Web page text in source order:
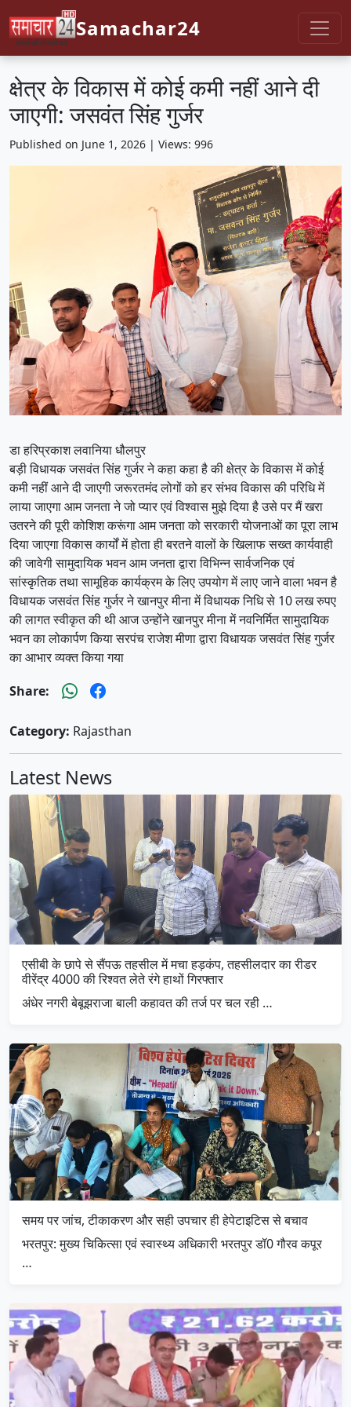
Samachar24
क्षेत्र के विकास में कोई कमी नहीं आने दी
जाएगी: जसवंत सिंह गुर्जर
Published on June 1, 2026 | Views: 996
डा हरिप्रकाश लवानिया धौलपुर
बड़ी विधायक जसवंत सिंह गुर्जर ने कहा कहा है की क्षेत्र के विकास में कोई
कमी नहीं आने दी जाएगी जरूरतमंद लोगों को हर संभव विकास की परिधि में
लाया जाएगा आम जनता ने जो प्यार एवं विश्वास मुझे दिया है उसे पर मैं खरा
उतरने की पूरी कोशिश करूंगा आम जनता को सरकारी योजनाओं का पूरा लाभ
दिया जाएगा विकास कार्यों में होता ही बरतने वालों के खिलाफ सख्त कार्यवाही
की जावेगी सामुदायिक भवन आम जनता द्वारा विभिन्न सार्वजनिक एवं
सांस्कृतिक तथा सामूहिक कार्यक्रम के लिए उपयोग में लाए जाने वाला भवन है
विधायक जसवंत सिंह गुर्जर ने खानपुर मीना में विधायक निधि से 10 लख रुपए
की लागत स्वीकृत की थी आज उन्होंने खानपुर मीना में नवनिर्मित सामुदायिक
भवन का लोकार्पण किया सरपंच राजेश मीणा द्वारा विधायक जसवंत सिंह गुर्जर
का आभार व्यक्त किया गया
Share:
Category: Rajasthan
Latest News
एसीबी के छापे से सैंपऊ तहसील में मचा हड़कंप, तहसीलदार का रीडर
वीरेंद्र 4000 की रिश्वत लेते रंगे हाथों गिरफ्तार
अंधेर नगरी बेबूझराजा बाली कहावत की तर्ज पर चल रही …
समय पर जांच, टीकाकरण और सही उपचार ही हेपेटाइटिस से बचाव
भरतपुर: मुख्य चिकित्सा एवं स्वास्थ्य अधिकारी भरतपुर डॉ0 गौरव कपूर
…